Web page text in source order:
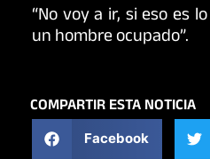
“No voy a ir, si eso es
un hombre ocupado”.
COMPARTIR ESTA NOTICIA
Facebook